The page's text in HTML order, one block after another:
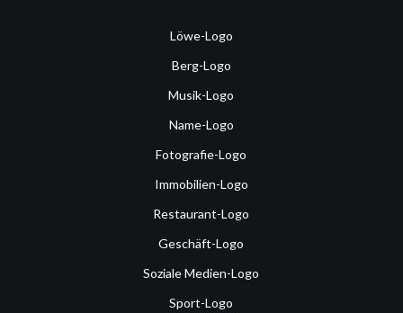
Löwe-Logo
Berg-Logo
Musik-Logo
Name-Logo
Fotografie-Logo
Immobilien-Logo
Restaurant-Logo
Geschäft-Logo
Soziale Medien-Logo
Sport-Logo